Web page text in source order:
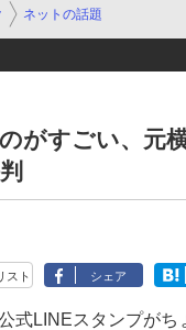
ネットの話題
がすごい、元
スト シェア
式LINEスタンプがち